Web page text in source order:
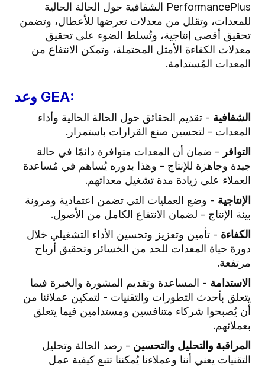
PerformancePlus الشفافية حول الحالة الحالية
للمعدات، وتقلل من معدلات تعرضها للأعطال، وتضمن
تحقيق أقصى إنتاجية، وتُسلط الضوء على تحقيق
معدلات الكفاءة الأمثل المحتملة، وتمكن الانتفاع من
المعدات المُستدامة.
وعد GEA:
الشفافية - تقديم الحقائق حول الحالة الحالية وأداء
المعدات - لتحسين صنع القرارات باستمرار.
التوافر - ضمان أن المعدات متوافرة دائمًا في حالة
جيدة وجاهزة للإنتاج - وهذا بدوره يُساهم في مُساعدة
العملاء على زيادة مدة تشغيل معداتهم.
الإنتاجية - وضع العمليات التي تضمن اعتمادية ومرونة
بيئة الإنتاج - لضمان الانتفاع الكامل من الأصول.
الكفاءة - تأمين وتعزيز وتحسين الأداء التشغيلي خلال
دورة حياة المعدات للحد من الخسائر وتحقيق أرباح
مرتفعة.
الاستدامة - المساعدة وتقديم المشورة والخبرة فيما
يتعلق بأحدث التطورات والتقنيات - لتمكين عملائنا من
أن يُصبحوا شركاء متنافسين ومستدامين فيما يتعلق
بعملائهم.
المراقبة والتحليل والتحسين - رصد الحالة وتحليل
التقنيات يعني أننا وعملاءنا يُمكننا تتبع كيفية عمل